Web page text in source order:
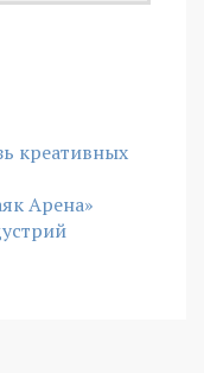
креативных
Арена»